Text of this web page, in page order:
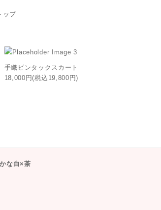
ップ
手織ピンタックスカート
18,000円(税込19,800円)
な白×茶